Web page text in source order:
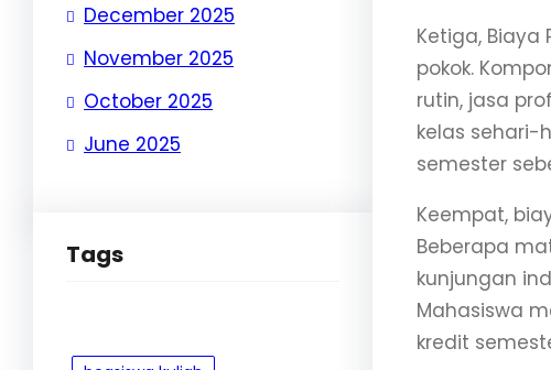
December 2025
November 2025
October 2025
June 2025
Tags
Ketiga,
pokok.
rutin, jasa
kelas sehari-
semester
Keempat,
Beberapa
kunjungan
Mahasiswa
kredit